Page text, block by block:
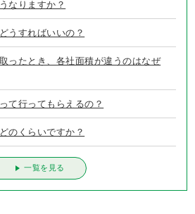
なりますか？
うすればいいの？
ったとき、各社面積が違うのはなぜ
て行ってもらえるの？
のくらいですか？
一覧を見る